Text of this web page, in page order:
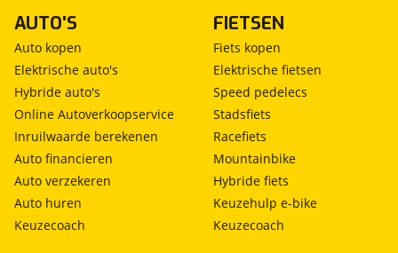
AUTO'S
Auto kopen
Elektrische auto's
Hybride auto's
Online Autoverkoopservice
Inruilwaarde berekenen
Auto financieren
Auto verzekeren
Auto huren
Keuzecoach
FIETSEN
Fiets kopen
Elektrische fietsen
Speed pedelecs
Stadsfiets
Racefiets
Mountainbike
Hybride fiets
Keuzehulp e-bike
Keuzecoach